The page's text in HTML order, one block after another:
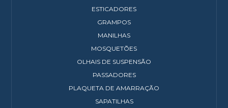
ESTICADORES
GRAMPOS
MANILHAS
MOSQUETÕES
OLHAIS DE SUSPENSÃO
PASSADORES
PLAQUETA DE AMARRAÇÃO
SAPATILHAS